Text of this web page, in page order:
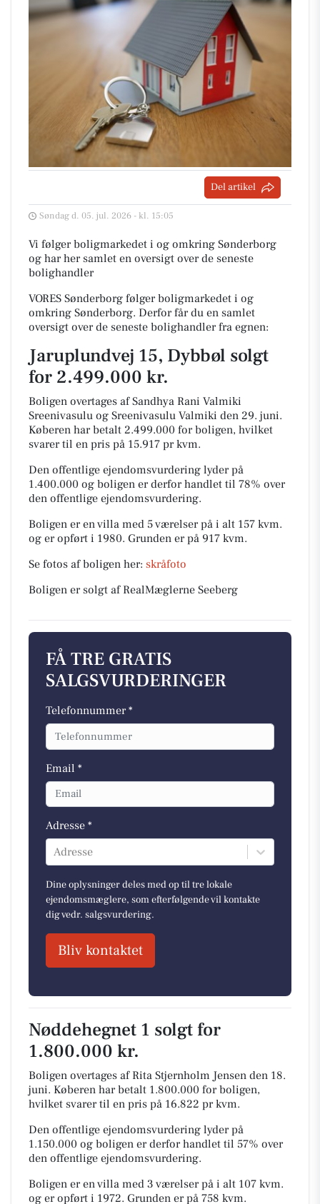
Del artikel
Søndag d. 05. jul. 2026 - kl. 15:05
Vi følger boligmarkedet i og omkring Sønderborg
og har her samlet en oversigt over de seneste
bolighandler
VORES Sønderborg følger boligmarkedet i og
omkring Sønderborg. Derfor får du en samlet
oversigt over de seneste bolighandler fra egnen:
Jaruplundvej 15, Dybbøl solgt
for 2.499.000 kr.
Boligen overtages af Sandhya Rani Valmiki
Sreenivasulu og Sreenivasulu Valmiki den 29. juni.
Køberen har betalt 2.499.000 for boligen, hvilket
svarer til en pris på 15.917 pr kvm.
Den offentlige ejendomsvurdering lyder på
1.400.000 og boligen er derfor handlet til 78% over
den offentlige ejendomsvurdering.
Boligen er en villa med 5 værelser på i alt 157 kvm.
og er opført i 1980. Grunden er på 917 kvm.
Se fotos af boligen her: skråfoto
Boligen er solgt af RealMæglerne Seeberg
FÅ TRE GRATIS
SALGSVURDERINGER
Telefonnummer *
Email *
Adresse *
Adresse
Dine oplysninger deles med op til tre lokale
ejendomsmæglere, som efterfølgende vil kontakte
dig vedr. salgsvurdering.
Bliv kontaktet
Nøddehegnet 1 solgt for
1.800.000 kr.
Boligen overtages af Rita Stjernholm Jensen den 18.
juni. Køberen har betalt 1.800.000 for boligen,
hvilket svarer til en pris på 16.822 pr kvm.
Den offentlige ejendomsvurdering lyder på
1.150.000 og boligen er derfor handlet til 57% over
den offentlige ejendomsvurdering.
Boligen er en villa med 3 værelser på i alt 107 kvm.
og er opført i 1972. Grunden er på 758 kvm.